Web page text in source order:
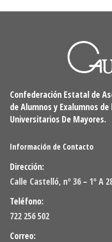
Confederación Estatal de
de Alumnos y Exalumnos
Universitarios De Mayores.
Información de Contacto
Dirección:
Calle Castelló, nº 36 – 1º A
Teléfono:
722 256 502
Correo: